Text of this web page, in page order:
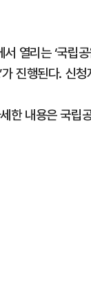
열리는 ‘국립
진행된다. 신
한 내용은 국립